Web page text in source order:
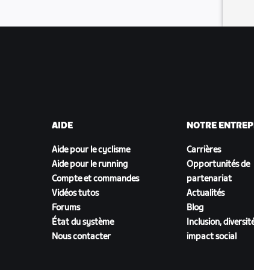
AIDE
Aide pour le cyclisme
Aide pour le running
Compte et commandes
Vidéos tutos
Forums
État du système
Nous contacter
NOTRE
Carrières
Opportunités de
partenariat
Actualités
Blog
Inclusion,
impact social